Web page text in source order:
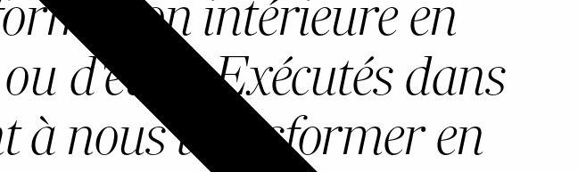
intérieure en
d'éveil. Exécutés dans
à nous transformer en